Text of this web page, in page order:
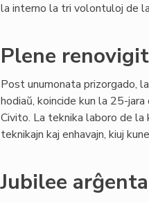
la interno la tri volontuloj de
Plene
Post unumonata prizorgado, la
hodiaŭ, koincide kun la 25-
Civito. La teknika laboro de la
teknikajn kaj enhavajn, kiuj
Jubilee